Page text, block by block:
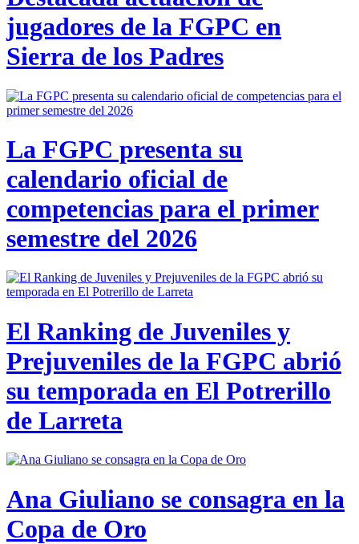
jugadores de la FGPC en
Sierra de los Padres
La FGPC presenta su
calendario oficial de
competencias para el primer
semestre del 2026
El Ranking de Juveniles y
Prejuveniles de la FGPC abrió
su temporada en El Potrerillo
de Larreta
Ana Giuliano se consagra en la
Copa de Oro